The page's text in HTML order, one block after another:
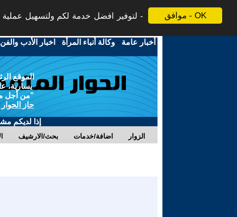
موافق - OK
لتوفير افضل خدمة لكم ولتسهيل عملية
أخبار عامة -وكالة أنباء المرأة - اخبار الأدب والفن
الموقع
يسارية،
"من أجل
حاز
إذا لديكم
بحث/الارشيف اضافة/خدمات الزوار